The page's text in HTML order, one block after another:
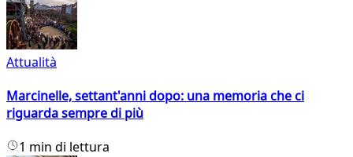
Attualità
Marcinelle, settant'anni dopo: una memoria che ci
riguarda sempre di più
1 min di lettura